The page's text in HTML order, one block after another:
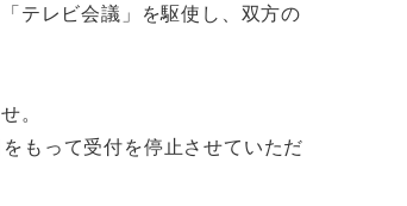
テレビ会議」を駆使し、双方の
。
もって受付を停止させていただ